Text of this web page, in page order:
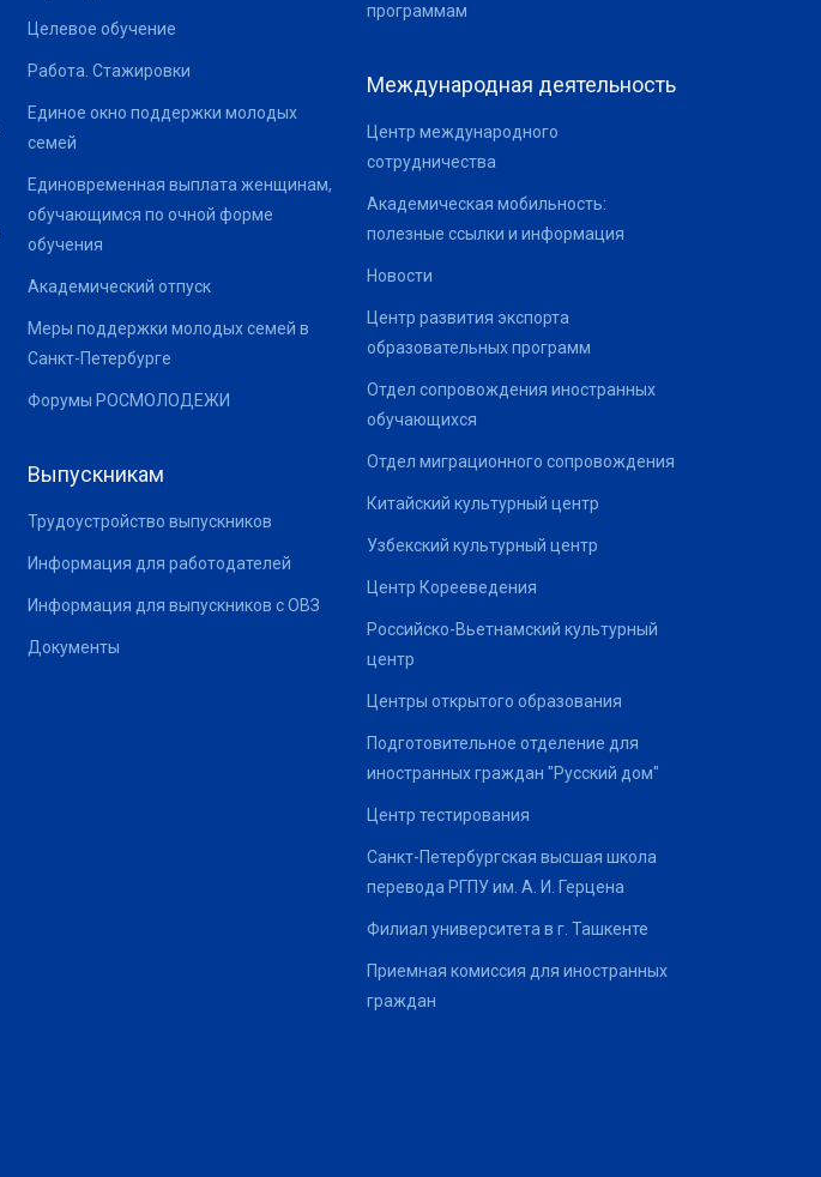
Целевое обучение
Работа. Стажировки
Единое окно поддержки молодых
семей
Единовременная выплата женщинам,
обучающимся по очной форме
обучения
Академический отпуск
Меры поддержки молодых семей в
Санкт-Петербурге
Форумы РОСМОЛОДЕЖИ
Выпускникам
Трудоустройство выпускников
Информация для работодателей
Информация для выпускников с ОВЗ
Документы
программам
Международная деятельность
Центр международного
сотрудничества
Академическая мобильность:
полезные ссылки и информация
Новости
Центр развития экспорта
образовательных программ
Отдел сопровождения иностранных
обучающихся
Отдел миграционного сопровождения
Китайский культурный центр
Узбекский культурный центр
Центр Корееведения
Российско-Вьетнамский культурный
центр
Центры открытого образования
Подготовительное отделение для
иностранных граждан "Русский дом"
Центр тестирования
Санкт-Петербургская высшая школа
перевода РГПУ им. А. И. Герцена
Филиал университета в г. Ташкенте
Приемная комиссия для иностранных
граждан